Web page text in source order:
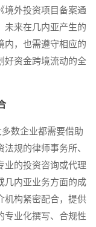
境外投资项目备案通
未来在几内亚产生的
内，也需遵守相应的
好资金跨境流动的全
数企业都需要借助
规的律师事务所、
业的投资咨询或代理
几内亚业务方面的成
机构紧密配合，提供
专业化撰写、合规性